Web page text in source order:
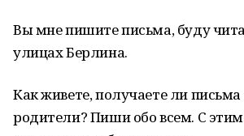
Вы мне пишите письма, буду
улицах Берлина.
Как живете, получаете ли письма
родители? Пиши обо всем. С